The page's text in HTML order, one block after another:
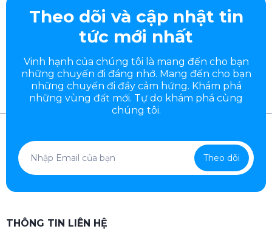
Theo dõi và cập nhật tin
tức mới nhất
Vinh hạnh của chúng tôi là mang đến cho bạn
những chuyến đi đáng nhớ. Mang đến cho bạn
những chuyến đi đầycảm hứng. Khám phá
những vùng đất mới. Tự do khám phá cùng
chúng tôi.
Theo dõi
THÔNG TIN LIÊN HỆ